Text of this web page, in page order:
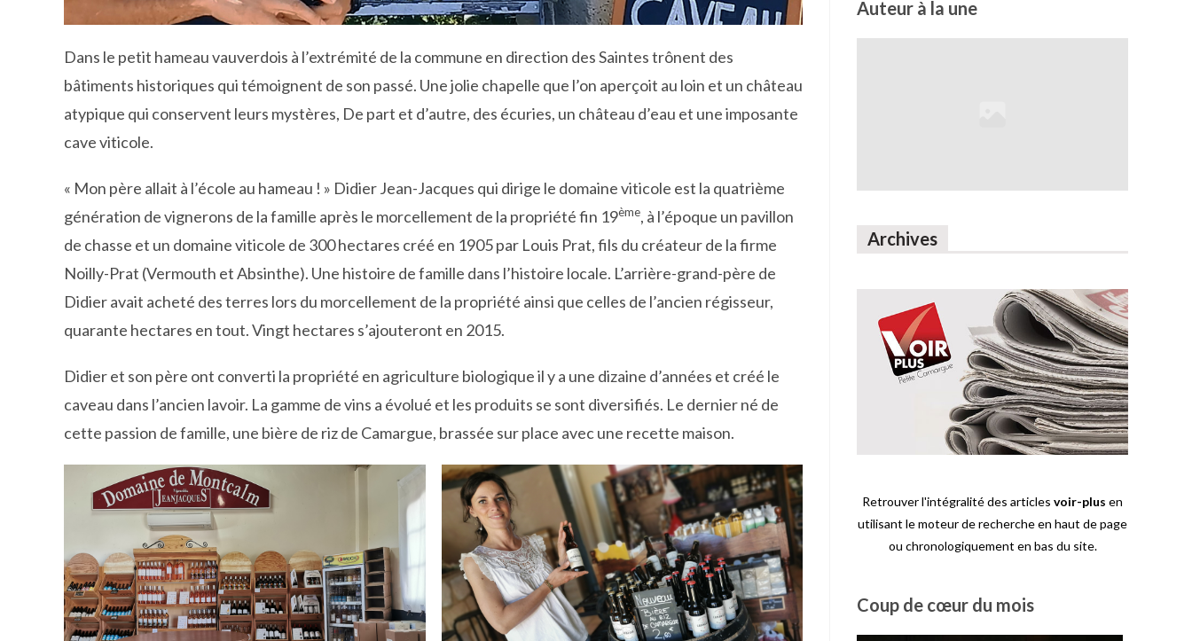
Dans le petit hameau vauverdois à l’extrémité de la commune en direction des Saintes trônent des
bâtiments historiques qui témoignent de son passé. Une jolie chapelle que l’on aperçoit au loin et un château
atypique qui conservent leurs mystères, De part et d’autre, des écuries, un château d’eau et une imposante
cave viticole.
« Mon père allait à l’école au hameau ! » Didier Jean-Jacques qui dirige le domaine viticole est la quatrième
génération de vignerons de la famille après le morcellement de la propriété fin 19ème, à l’époque un pavillon
de chasse et un domaine viticole de 300 hectares créé en 1905 par Louis Prat, fils du créateur de la firme
Noilly-Prat (Vermouth et Absinthe). Une histoire de famille dans l’histoire locale. L’arrière-grand-père de
Didier avait acheté des terres lors du morcellement de la propriété ainsi que celles de l’ancien régisseur,
quarante hectares en tout. Vingt hectares s’ajouteront en 2015.
Didier et son père ont converti la propriété en agriculture biologique il y a une dizaine d’années et créé le
caveau dans l’ancien lavoir. La gamme de vins a évolué et les produits se sont diversifiés. Le dernier né de
cette passion de famille, une bière de riz de Camargue, brassée sur place avec une recette maison.
Auteur à la une
Archives
Retrouver l'intégralité des articles voir-plus en
utilisant le moteur de recherche en haut de page
ou chronologiquement en bas du site.
Coup de cœur du mois